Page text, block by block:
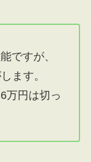
ですが、
ます。
万円は切っ